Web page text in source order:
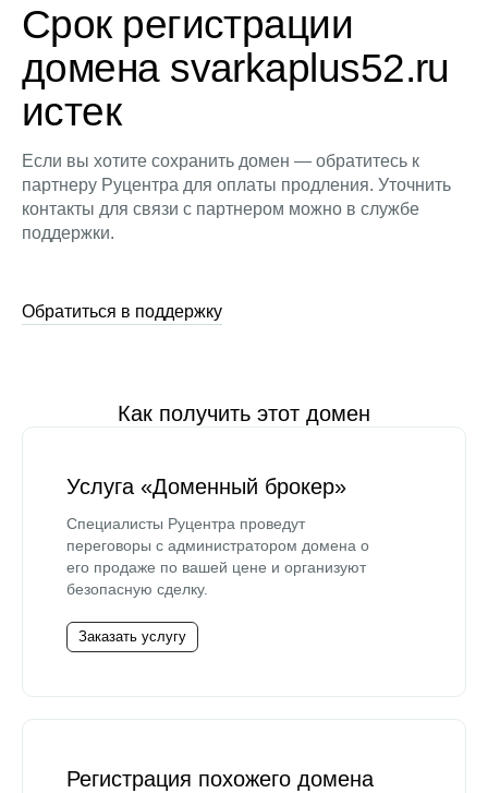
Срок регистрации
домена svarkaplus52.ru
истек
Если вы хотите сохранить домен — обратитесь к
партнеру Руцентра для оплаты продления. Уточнить
контакты для связи с партнером можно в службе
поддержки.
Обратиться в поддержку
Как получить этот домен
Услуга «Доменный брокер»
Специалисты Руцентра проведут
переговоры с администратором домена о
его продаже по вашей цене и организуют
безопасную сделку.
Заказать услугу
Регистрация похожего домена